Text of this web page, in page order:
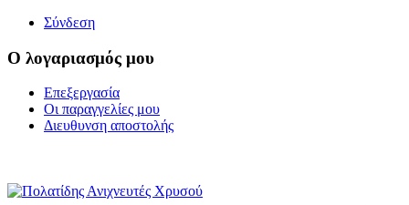
Σύνδεση
Ο λογαριασμός μου
Επεξεργασία
Οι παραγγελίες μου
Διευθυνση αποστολής